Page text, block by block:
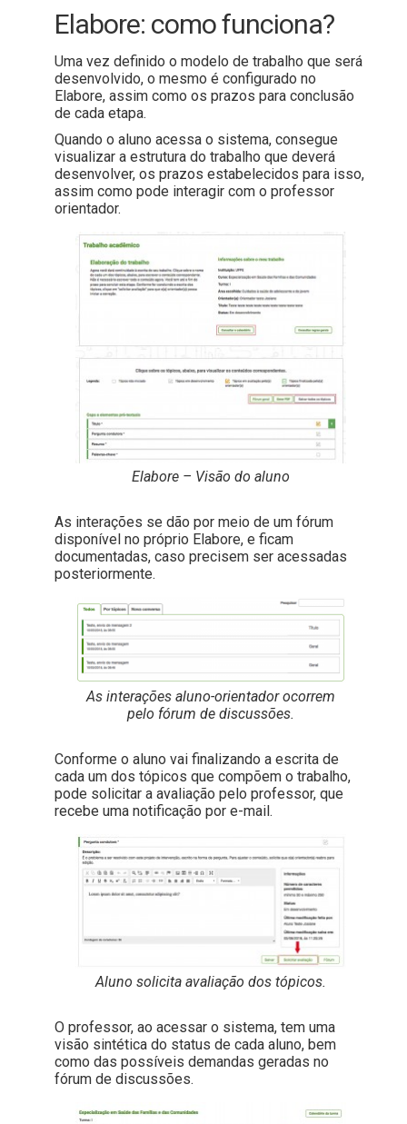
Elabore: como funciona?
Uma vez definido o modelo de trabalho que será
desenvolvido, o mesmo é configurado no
Elabore, assim como os prazos para conclusão
de cada etapa.
Quando o aluno acessa o sistema, consegue
visualizar a estrutura do trabalho que deverá
desenvolver, os prazos estabelecidos para isso,
assim como pode interagir com o professor
orientador.
Elabore – Visão do aluno
As interações se dão por meio de um fórum
disponível no próprio Elabore, e ficam
documentadas, caso precisem ser acessadas
posteriormente.
As interações aluno-orientador ocorrem
pelo fórum de discussões.
Conforme o aluno vai finalizando a escrita de
cada um dos tópicos que compõem o trabalho,
pode solicitar a avaliação pelo professor, que
recebe uma notificação por e-mail.
Aluno solicita avaliação dos tópicos.
O professor, ao acessar o sistema, tem uma
visão sintética do status de cada aluno, bem
como das possíveis demandas geradas no
fórum de discussões.